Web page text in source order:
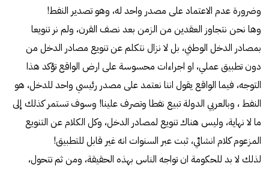
وضرورة عدم الاعتماد على مصدر واحد له، وهو تصدير النفط!
وها نحن نتجاوز العقدين من الزمن بعد نصف القرن، ولم نر تنويعا
بمصادر الدخل الوطني، بل لا نزال نتكلم عن تنويع مصادر الدخل من
دون تطبيق عملي، او اجراءات محسوسة على ارض الواقع تؤكد هذا
التوجه، فيما الواقع يقول اننا نعتمد على مصدر رئيسي واحد للدخل، هو
النفط ، وبالعربي الدولة تبيع نفطا وتصرف علينا! وسوف تستمر كذلك إلى
ما لا نهاية، وليس هناك تنويع لمصادر الدخل، وكل الكلام عن التنويع
المزعوم كلام انشائي، ثبت عبر السنوات انه غير قابل للتطبيق!
لذلك لا بد للحكومة ان تواجه الناس بهذه الحقيقة، ومن ثم تتحول،